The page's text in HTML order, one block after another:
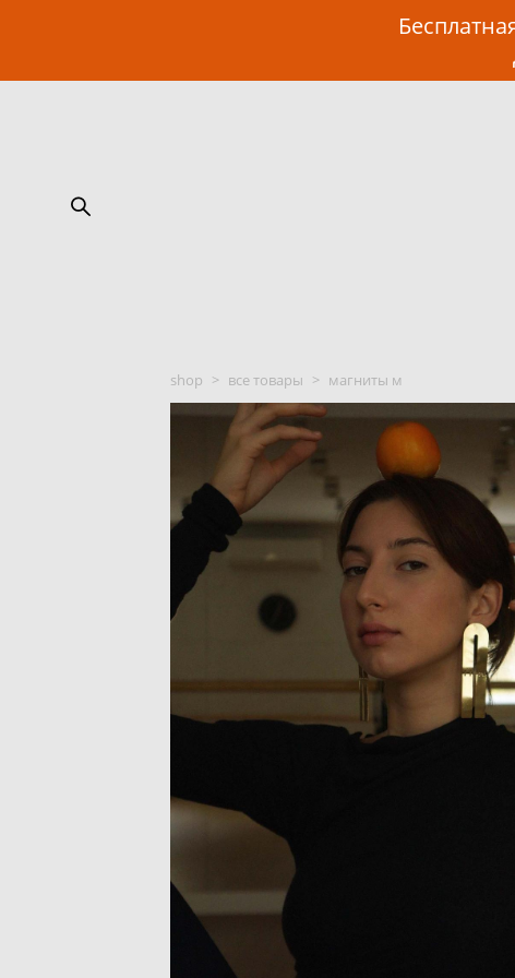
shop > все товары > магниты м